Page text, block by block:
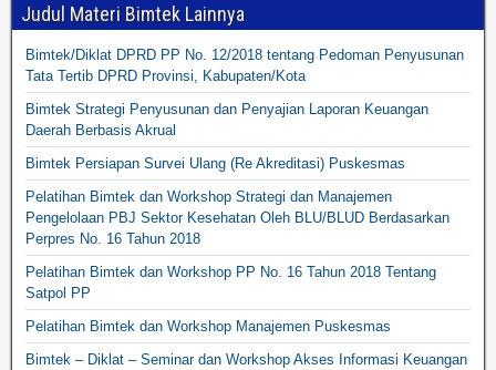
Judul Materi Bimtek Lainnya
Bimtek/Diklat DPRD PP No. 12/2018 tentang Pedoman Penyusunan
Tata Tertib DPRD Provinsi, Kabupaten/Kota
Bimtek Strategi Penyusunan dan Penyajian Laporan Keuangan
Daerah Berbasis Akrual
Bimtek Persiapan Survei Ulang (Re Akreditasi) Puskesmas
Pelatihan Bimtek dan Workshop Strategi dan Manajemen
Pengelolaan PBJ Sektor Kesehatan Oleh BLU/BLUD Berdasarkan
Perpres No. 16 Tahun 2018
Pelatihan Bimtek dan Workshop PP No. 16 Tahun 2018 Tentang
Satpol PP
Pelatihan Bimtek dan Workshop Manajemen Puskesmas
Bimtek – Diklat – Seminar dan Workshop Akses Informasi Keuangan